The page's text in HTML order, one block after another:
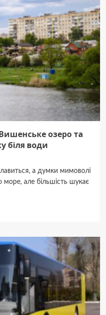
озеро та
біля води
а думки мимоволі
море, але більшість шукає